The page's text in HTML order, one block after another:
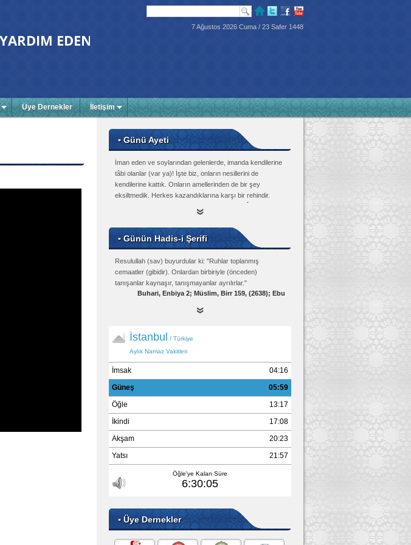
7 Ağustos 2026 Cuma / 23 Safer 1448
Üye Dernekler İletişim
▪ Günü Ayeti
İman eden ve soylarından gelenlerde, imanda kendilerine
tâbi olanlar (var ya)! İşte biz, onların nesillerini de
kendilerine kattık. Onların amellerinden de bir şey
eksiltmedik. Herkes kazandıklarına karşı bir rehindir.
▪ Günün Hadis-i Şerifi
Resulullah (sav) buyurdular ki: "Ruhlar toplanmış
cemaatler (gibidir). Onlardan birbiriyle (önceden)
tanışanlar kaynaşır, tanışmayanlar ayrılırlar."
Buhari, Enbiya 2; Müslim, Birr 159, (2638); Ebu
▪ Üye Dernekler